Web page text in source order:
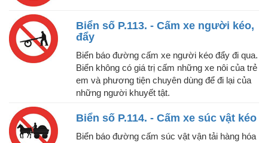
Biển số P.113. - Cấm xe người kéo,
đẩy
Biển báo đường cấm xe người kéo đẩy đi qua.
Biển không có giá trị cấm những xe nôi của trẻ
em và phương tiện chuyên dùng để đi lại của
những người khuyết tật.
Biển số P.114. - Cấm xe súc vật kéo
Biển báo đường cấm súc vật vận tải hàng hóa